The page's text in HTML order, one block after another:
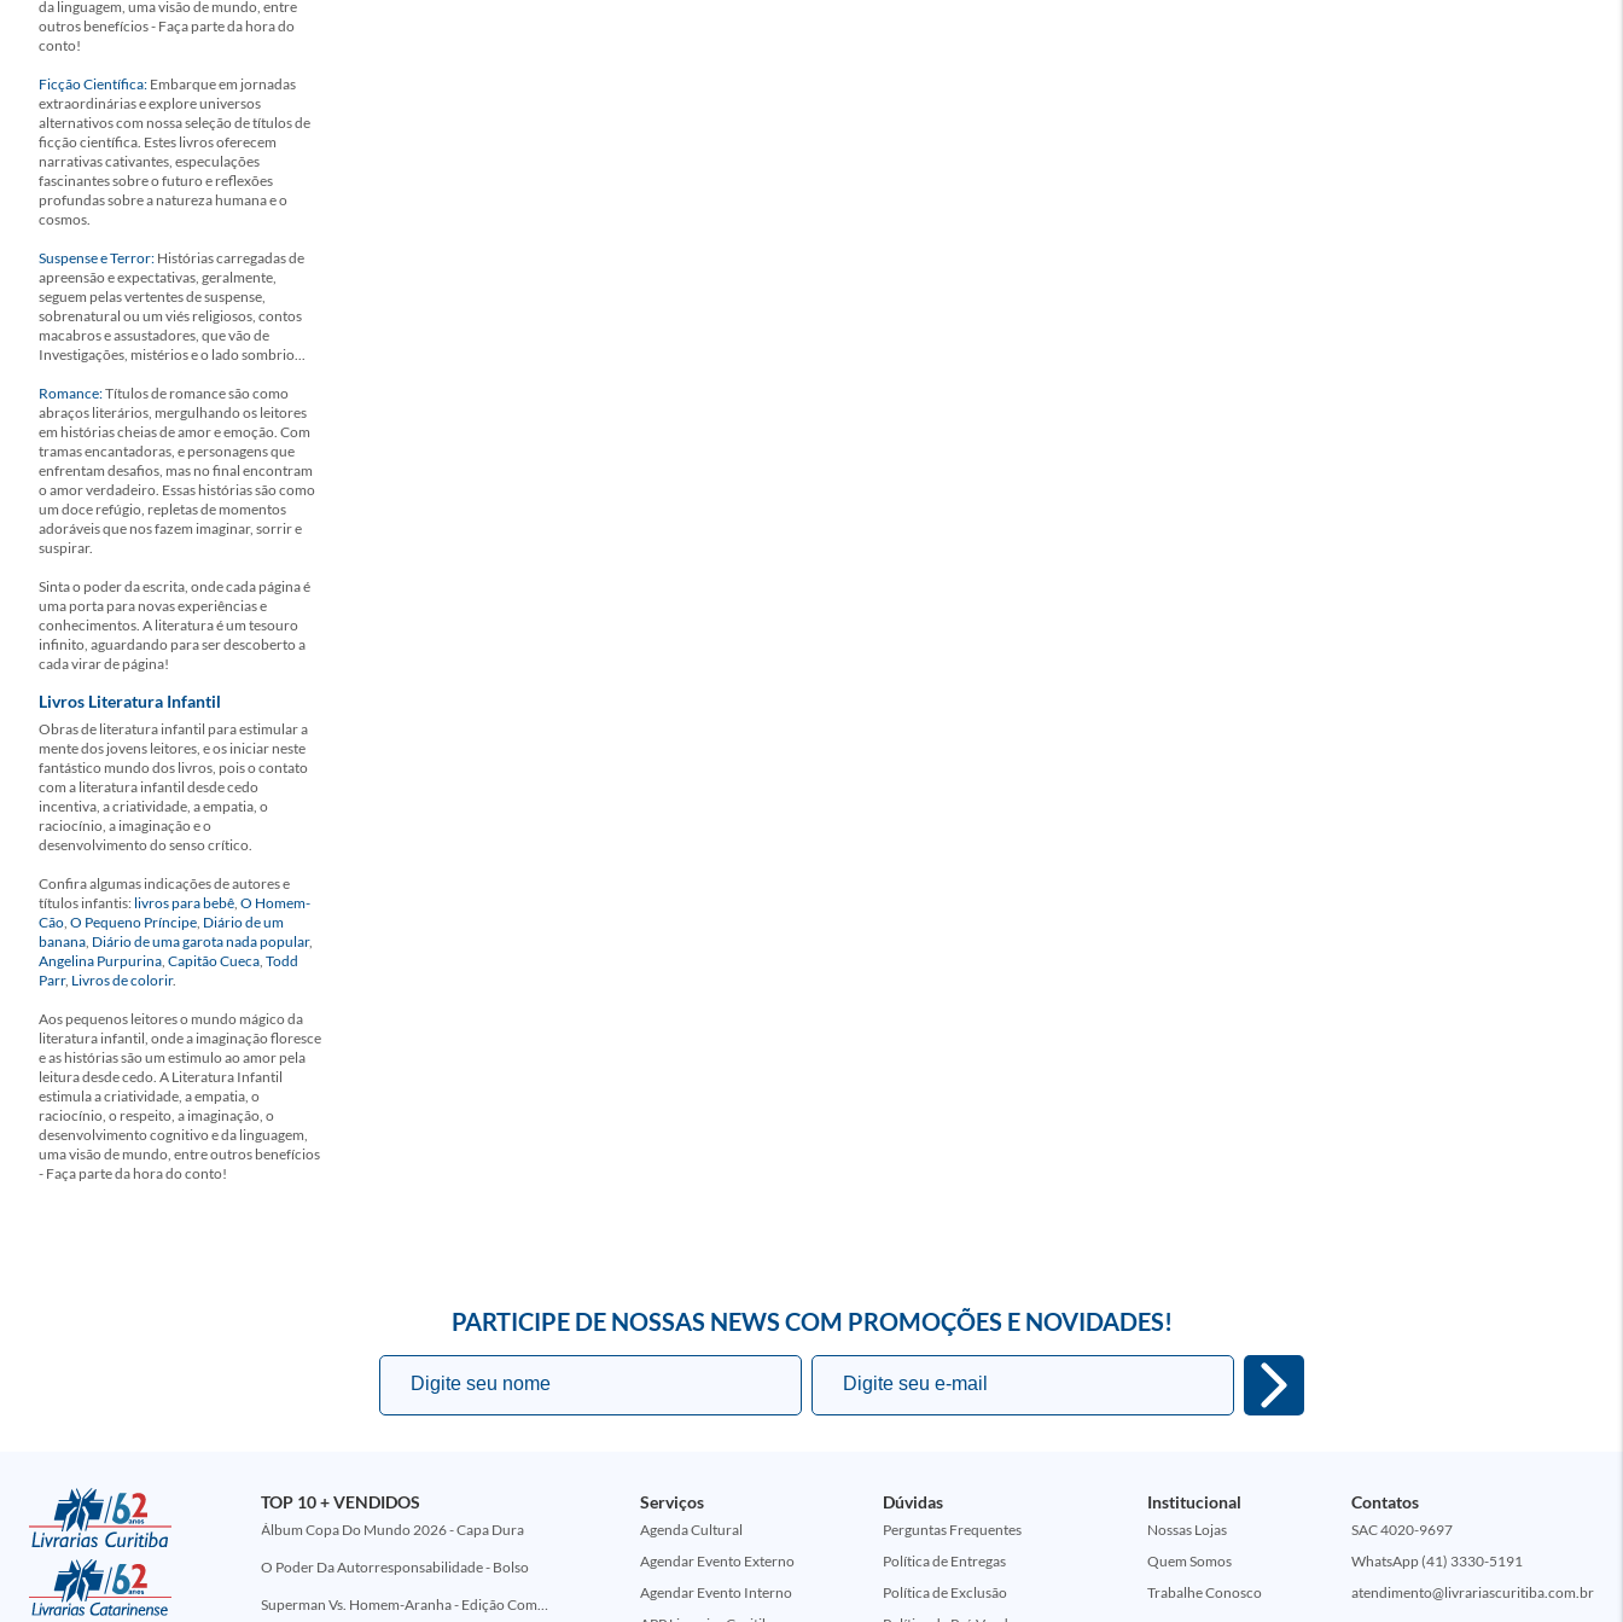
da linguagem, uma visão de mundo, entre
outros benefícios - Faça parte da hora do
conto!
Ficção Científica: Embarque em jornadas
extraordinárias e explore universos
alternativos com nossa seleção de títulos de
ficção científica. Estes livros oferecem
narrativas cativantes, especulações
fascinantes sobre o futuro e reflexões
profundas sobre a natureza humana e o
cosmos.
Suspense e Terror: Histórias carregadas de
apreensão e expectativas, geralmente,
seguem pelas vertentes de suspense,
sobrenatural ou um viés religiosos, contos
macabros e assustadores, que vão de
Investigações, mistérios e o lado sombrio...
Romance:Títulos de romance são como
abraços literários, mergulhando os leitores
em histórias cheias de amor e emoção. Com
tramas encantadoras, e personagens que
enfrentam desafios, mas no final encontram
o amor verdadeiro. Essas histórias são como
um doce refúgio, repletas de momentos
adoráveis que nos fazem imaginar, sorrir e
suspirar.
Sinta o poder da escrita, onde cada página é
uma porta para novas experiências e
conhecimentos. A literatura é um tesouro
infinito, aguardando para ser descoberto a
cada virar de página!
Livros Literatura Infantil
Obras de literatura infantil para estimular a
mente dos jovens leitores, e os iniciar neste
fantástico mundo dos livros, pois o contato
com a literatura infantil desde cedo
incentiva, a criatividade, a empatia, o
raciocínio, a imaginação e o
desenvolvimento do senso crítico.
Confira algumas indicações de autores e
títulos infantis: livros para bebê, O Homem-
Cão, O Pequeno Príncipe, Diário de um
banana, Diário de uma garota nada popular,
Angelina Purpurina, Capitão Cueca, Todd
Parr, Livros de colorir.
Aos pequenos leitores o mundo mágico da
literatura infantil, onde a imaginação floresce
e as histórias são um estimulo ao amor pela
leitura desde cedo. A Literatura Infantil
estimula a criatividade, a empatia, o
raciocínio, o respeito, a imaginação, o
desenvolvimento cognitivo e da linguagem,
uma visão de mundo, entre outros benefícios
- Faça parte da hora do conto!
PARTICIPE DE NOSSAS NEWS COM PROMOÇÕES E NOVIDADES!
TOP 10 + VENDIDOS
Álbum Copa Do Mundo 2026 - Capa Dura
O Poder Da Autorresponsabilidade - Bolso
Superman Vs. Homem-Aranha - Edição Comemorativa 50 Anos (Encontros Clássicos Dc E Marvel)
Serviços
Agenda Cultural
Agendar Evento Externo
Agendar Evento Interno
Dúvidas
Perguntas Frequentes
Política de Entregas
Política de Exclusão
Institucional
Nossas Lojas
Quem Somos
Trabalhe Conosco
Contatos
SAC 4020-9697
WhatsApp (41) 3330-5191
atendimento@livrariascuritiba.com.br